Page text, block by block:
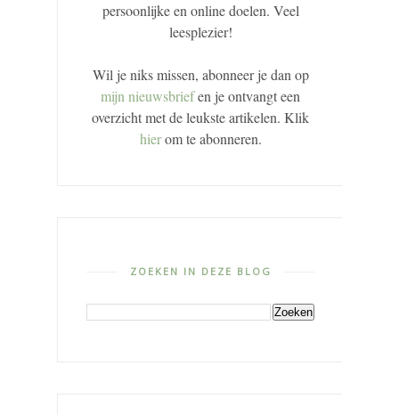
persoonlijke en online doelen. Veel
leesplezier!
Wil je niks missen, abonneer je dan op
mijn nieuwsbriefen je ontvangt een
overzicht met de leukste artikelen. Klik
hierom te abonneren.
ZOEKEN IN DEZE BLOG